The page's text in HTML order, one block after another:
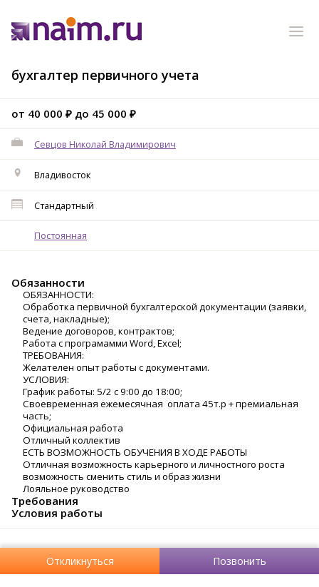
бухгалтер первичного учета
от 40 000 ₽ до 45 000 ₽
Севцов Николай Владимирович
Владивосток
Стандартный
Постоянная
Обязанности
ОБЯЗАННОСТИ:
Обработка первичной бухгалтерской документации (заявки,
счета, накладные);
Ведение договоров, контрактов;
Работа с програмамми Word, Excel;
ТРЕБОВАНИЯ:
Желателен опыт работы с документами.
УСЛОВИЯ:
График работы: 5/2 с 9:00 до 18:00;
Своевременная ежемесячная оплата 45т.р + премиальная
часть;
Официальная работа
Отличный коллектив
ЕСТЬ ВОЗМОЖНОСТЬ ОБУЧЕНИЯ В ХОДЕ РАБОТЫ
Отличная возможность карьерного и личностного роста
возможность сменить стиль и образ жизни
Лояльное руководство
Требования
Условия работы
Откликнуться Позвонить